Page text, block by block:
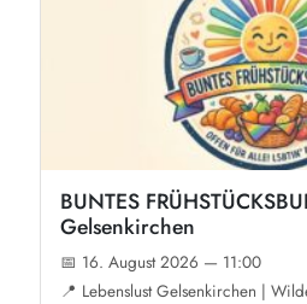
BUNTES
Gelsenkirchen
📅 16. August 2026 — 11:00
📍 Lebenslust Gelsenkirchen |